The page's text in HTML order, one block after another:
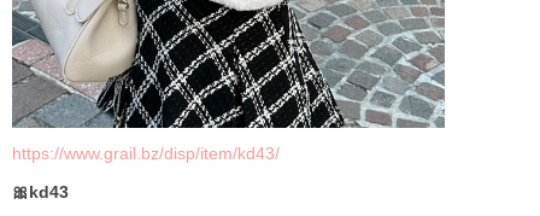
https://www.grail.bz/disp/item/kd43/
🎀kd43